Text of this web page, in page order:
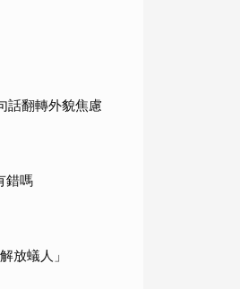
話翻轉外貌焦慮
錯嗎
放蟻人」